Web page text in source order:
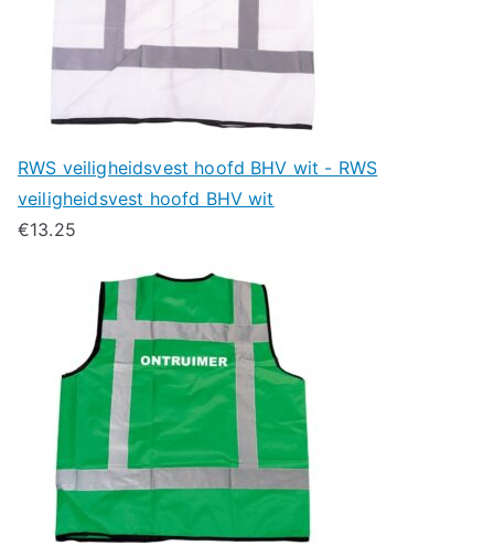
RWS veiligheidsvest hoofd BHV wit - RWS
veiligheidsvest hoofd BHV wit
€13.25